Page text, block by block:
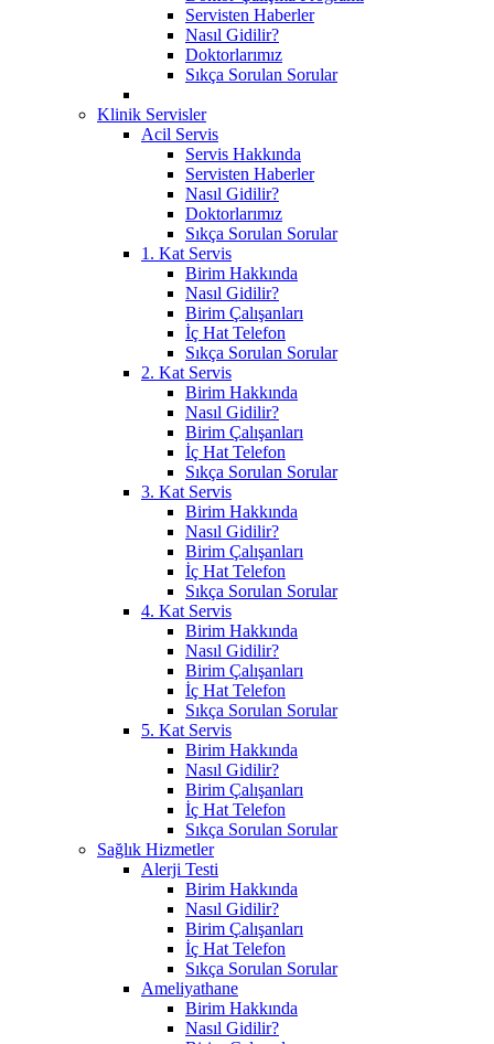
Servisten Haberler
Nasıl Gidilir?
Doktorlarımız
Sıkça Sorulan Sorular
Klinik Servisler
Acil Servis
Servis Hakkında
Servisten Haberler
Nasıl Gidilir?
Doktorlarımız
Sıkça Sorulan Sorular
1. Kat Servis
Birim Hakkında
Nasıl Gidilir?
Birim Çalışanları
İç Hat Telefon
Sıkça Sorulan Sorular
2. Kat Servis
Birim Hakkında
Nasıl Gidilir?
Birim Çalışanları
İç Hat Telefon
Sıkça Sorulan Sorular
3. Kat Servis
Birim Hakkında
Nasıl Gidilir?
Birim Çalışanları
İç Hat Telefon
Sıkça Sorulan Sorular
4. Kat Servis
Birim Hakkında
Nasıl Gidilir?
Birim Çalışanları
İç Hat Telefon
Sıkça Sorulan Sorular
5. Kat Servis
Birim Hakkında
Nasıl Gidilir?
Birim Çalışanları
İç Hat Telefon
Sıkça Sorulan Sorular
Sağlık Hizmetler
Alerji Testi
Birim Hakkında
Nasıl Gidilir?
Birim Çalışanları
İç Hat Telefon
Sıkça Sorulan Sorular
Ameliyathane
Birim Hakkında
Nasıl Gidilir?